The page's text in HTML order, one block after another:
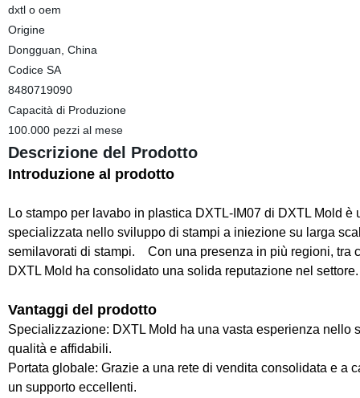
dxtl o oem
Origine
Dongguan, China
Codice SA
8480719090
Capacità di Produzione
100.000 pezzi al mese
Descrizione del Prodotto
Introduzione al prodotto
Lo stampo per lavabo in plastica DXTL-IM07 di DXTL Mold
specializzata nello sviluppo di stampi a iniezione su larga
semilavorati di stampi. Con una presenza in più regioni, tra
DXTL Mold ha consolidato una solida reputazione nel settore.
Vantaggi del prodotto
Specializzazione: DXTL Mold ha una vasta esperienza
qualità e affidabili.
Portata globale: Grazie a una rete di vendita consolidata e
un supporto eccellenti.